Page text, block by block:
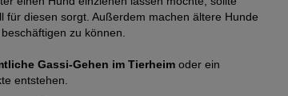
diesen sorgt. Außerdem machen ältere Hunde
zu können.
Gassi-Gehen im Tierheim oder ein
entstehen.